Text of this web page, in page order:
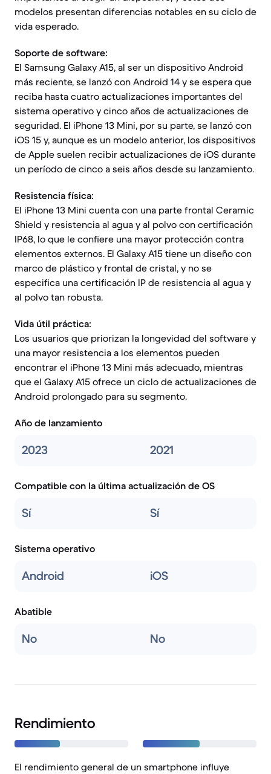
modelos presentan diferencias notables en su ciclo de
vida esperado.
Soporte de software:
El Samsung Galaxy A15, al ser un dispositivo Android
más reciente, se lanzó con Android 14 y se espera que
reciba hasta cuatro actualizaciones importantes del
sistema operativo y cinco años de actualizaciones de
seguridad. El iPhone 13 Mini, por su parte, se lanzó con
iOS 15 y, aunque es un modelo anterior, los dispositivos
de Apple suelen recibir actualizaciones de iOS durante
un período de cinco a seis años desde su lanzamiento.
Resistencia física:
El iPhone 13 Mini cuenta con una parte frontal Ceramic
Shield y resistencia al agua y al polvo con certificación
IP68, lo que le confiere una mayor protección contra
elementos externos. El Galaxy A15 tiene un diseño con
marco de plástico y frontal de cristal, y no se
especifica una certificación IP de resistencia al agua y
al polvo tan robusta.
Vida útil práctica:
Los usuarios que priorizan la longevidad del software y
una mayor resistencia a los elementos pueden
encontrar el iPhone 13 Mini más adecuado, mientras
que el Galaxy A15 ofrece un ciclo de actualizaciones de
Android prolongado para su segmento.
Año de lanzamiento
2023 2021
Compatible con la última actualización de OS
Sí Sí
Sistema operativo
Android iOS
Abatible
No No
Rendimiento
El rendimiento general de un smartphone influye